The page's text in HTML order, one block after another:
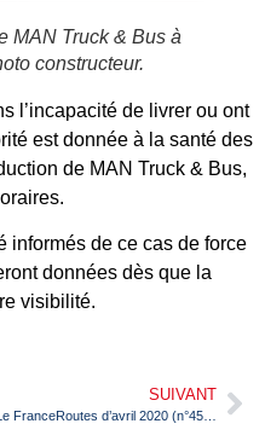
MAN Truck & Bus à
constructeur.
l’incapacité de livrer ou ont
est donnée à la santé des
de MAN Truck & Bus,
informés de ce cas de force
données dès que la
visibilité.
SUIVANT
Le FranceRoutes d’avril 2020 (n°457) arrive en kiosque !